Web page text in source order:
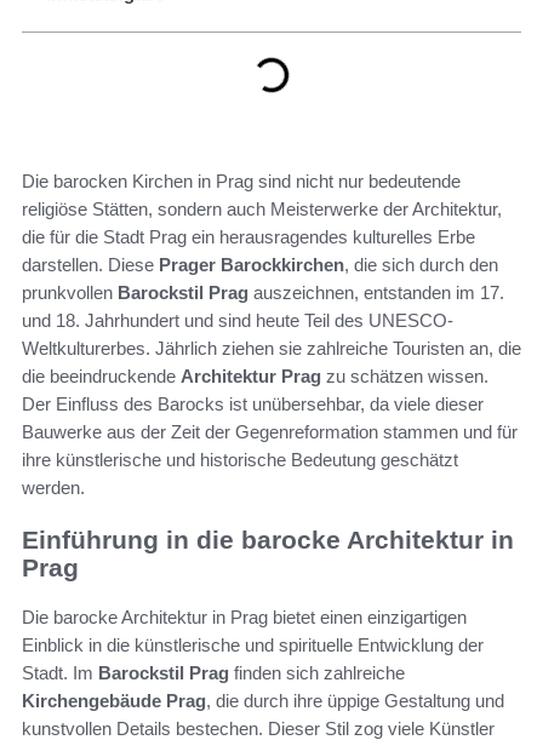
Die barocken Kirchen in Prag sind nicht nur bedeutende
religiöse Stätten, sondern auch Meisterwerke der Architektur,
die für die Stadt Prag ein herausragendes kulturelles Erbe
darstellen. Diese Prager Barockkirchen, die sich durch den
prunkvollen Barockstil Prag auszeichnen, entstanden im 17.
und 18. Jahrhundert und sind heute Teil des UNESCO-
Weltkulturerbes. Jährlich ziehen sie zahlreiche Touristen an, die
die beeindruckende Architektur Prag zu schätzen wissen.
Der Einfluss des Barocks ist unübersehbar, da viele dieser
Bauwerke aus der Zeit der Gegenreformation stammen und für
ihre künstlerische und historische Bedeutung geschätzt
werden.
Einführung in die barocke Architektur in
Prag
Die barocke Architektur in Prag bietet einen einzigartigen
Einblick in die künstlerische und spirituelle Entwicklung der
Stadt. Im Barockstil Prag finden sich zahlreiche
Kirchengebäude Prag, die durch ihre üppige Gestaltung und
kunstvollen Details bestechen. Dieser Stil zog viele Künstler